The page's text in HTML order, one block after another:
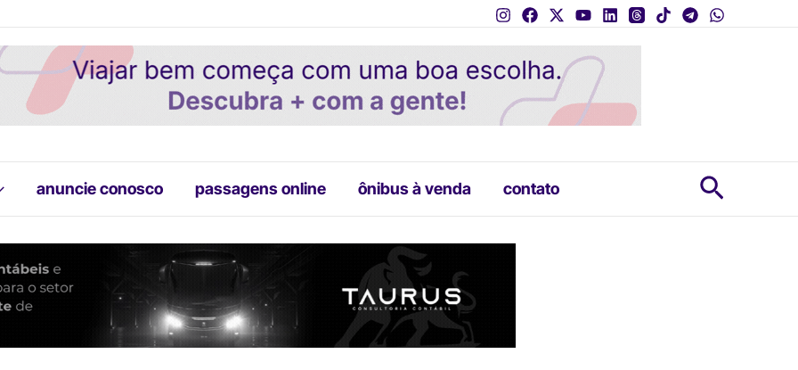
anuncie conosco passagens online ônibus à venda contato